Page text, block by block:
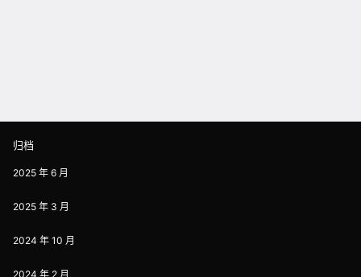
归档
2025 年 6 月
2025 年 3 月
2024 年 10 月
2024 年 2 月